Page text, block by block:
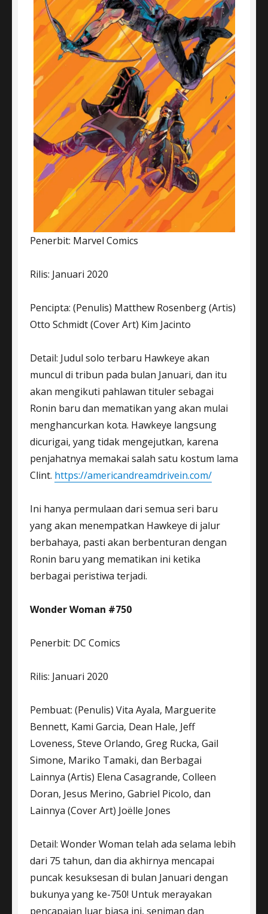
Penerbit: Marvel Comics
Rilis: Januari 2020
Pencipta: (Penulis) Matthew Rosenberg (Artis)
Otto Schmidt (Cover Art) Kim Jacinto
Detail: Judul solo terbaru Hawkeye akan
muncul di tribun pada bulan Januari, dan itu
akan mengikuti pahlawan tituler sebagai
Ronin baru dan mematikan yang akan mulai
menghancurkan kota. Hawkeye langsung
dicurigai, yang tidak mengejutkan, karena
penjahatnya memakai salah satu kostum lama
Clint. https://americandreamdrivein.com/
Ini hanya permulaan dari semua seri baru
yang akan menempatkan Hawkeye di jalur
berbahaya, pasti akan berbenturan dengan
Ronin baru yang mematikan ini ketika
berbagai peristiwa terjadi.
Wonder Woman #750
Penerbit: DC Comics
Rilis: Januari 2020
Pembuat: (Penulis) Vita Ayala, Marguerite
Bennett, Kami Garcia, Dean Hale, Jeff
Loveness, Steve Orlando, Greg Rucka, Gail
Simone, Mariko Tamaki, dan Berbagai
Lainnya (Artis) Elena Casagrande, Colleen
Doran, Jesus Merino, Gabriel Picolo, dan
Lainnya (Cover Art) Joëlle Jones
Detail: Wonder Woman telah ada selama lebih
dari 75 tahun, dan dia akhirnya mencapai
puncak kesuksesan di bulan Januari dengan
bukunya yang ke-750! Untuk merayakan
pencapaian luar biasa ini, seniman dan